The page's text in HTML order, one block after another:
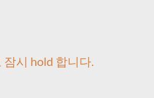
잠시 hold 합니다.